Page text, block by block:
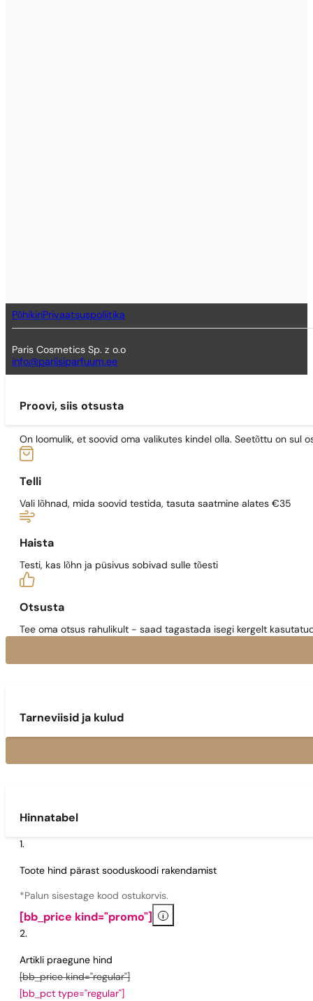
PõhikiriPrivaatsuspoliitika
Paris Cosmetics Sp. z o.o
info@pariisiparfuum.ee
Proovi, siis otsusta
On loomulik, et soovid oma valikutes kindel olla. Seetõttu on sul
Telli
Vali lõhnad, mida soovid testida, tasuta saatmine alates €35
Haista
Testi, kas lõhn ja püsivus sobivad sulle tõesti
Otsusta
Tee oma otsus rahulikult - saad tagastada isegi kergelt
Tarneviisid ja kulud
Hinnatabel
Toote hind pärast sooduskoodi rakendamist
*Palun sisestage kood ostukorvis.
[bb_price kind="promo"] i
Artikli praegune hind
[bb_price kind="regular"]
[bb_pct type="regular"]